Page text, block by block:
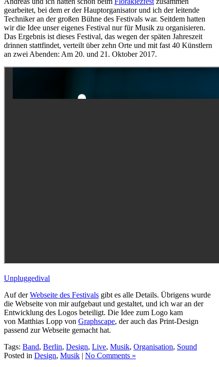
gearbeitet, bei dem er der Hauptorganisator und ich der leitende
Techniker an der großen Bühne des Festivals war. Seitdem hatten
wir die Idee unser eigenes Festival nur für Musik zu organisieren.
Das Ergebnis ist dieses Festival, das wegen der späten Jahreszeit
drinnen stattfindet, verteilt über zehn Orte und mit fast 40 Künstlern
an zwei Abenden: Am 20. und 21. Oktober 2017.
Unpluggedival
Auf derWebseite des Festivals gibt es alle Details. Übrigens wurde
die Webseite von mir aufgebaut und gestaltet, und ich war an der
Entwicklung des Logos beteiligt. Die Idee zum Logo kam
von Matthias Lopp von Graphscape, der auch das Print-Design
passend zur Webseite gemacht hat.
Tags: Band, Berlin, Design, Live, Musik, Organisation, Sound
Posted in Design, Musik | No Comments »